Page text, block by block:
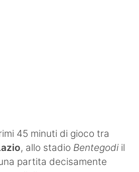
45 minuti di gioco tra
, allo stadio Bentegodiil
partita decisamente